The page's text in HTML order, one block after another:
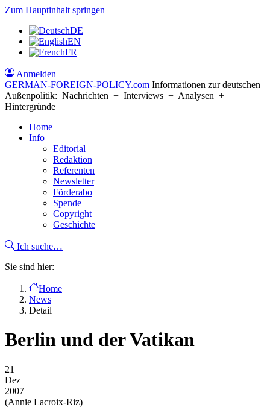
Zum Hauptinhalt springen
DE
EN
FR
Anmelden
GERMAN-FOREIGN-POLICY.com Informationen zur deutschen
Außenpolitik: Nachrichten + Interviews + Analysen +
Hintergründe
Home
Info
Editorial
Redaktion
Referenten
Newsletter
Förderabo
Spende
Copyright
Geschichte
Ich suche…
Sie sind hier:
Home
News
Detail
Berlin und der Vatikan
21
Dez
2007
(Annie Lacroix-Riz)